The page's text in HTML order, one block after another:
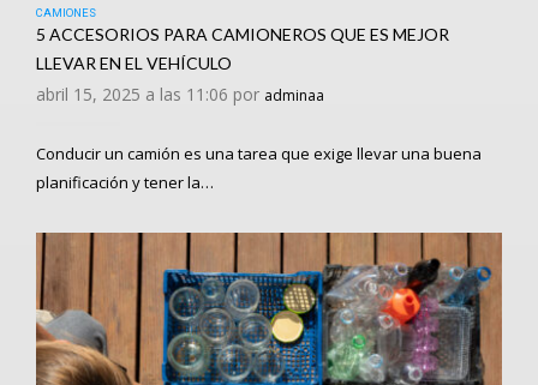
CAMIONES
5 ACCESORIOS PARA CAMIONEROS QUE ES MEJOR
LLEVAR EN EL VEHÍCULO
abril 15, 2025 a las 11:06 por adminaa
Conducir un camión es una tarea que exige llevar una buena
planificación y tener la…